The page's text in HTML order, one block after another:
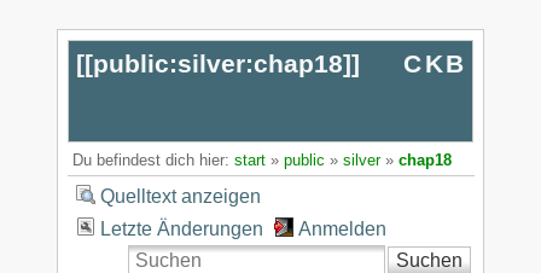
[[public:silver:chap18]] CKB
Du befindest dich hier: start » public » silver» chap18
Quelltext anzeigen
Letzte Änderungen
Anmelden
Suchen